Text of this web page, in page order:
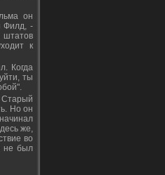
он
Филд, -
штатов
к
Когда
ты
Старый
Но он
же,
во
не был